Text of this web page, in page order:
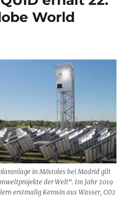
World
in Móstoles bei Madrid gilt
der Welt“. Im Jahr 2019
erstmalig Kerosin aus Wasser, CO2